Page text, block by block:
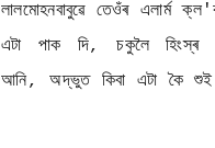
লালমোহনবাবুৱে তেওঁৰ এলাৰ্ম
এটা পাক দি, চকুলৈ হিংস্ৰ
আনি, অদ্ভুত কিবা এটা কৈ শুই